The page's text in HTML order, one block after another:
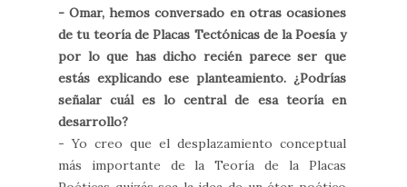
- Omar, hemos conversado en otras ocasiones
de tu teoría de Placas Tectónicas de la Poesía y
por lo que has dicho recién parece ser que
estás explicando ese planteamiento. ¿Podrías
señalar cuál es lo central de esa teoría en
desarrollo?
- Yo creo que el desplazamiento conceptual
más importante de la Teoría de la Placas